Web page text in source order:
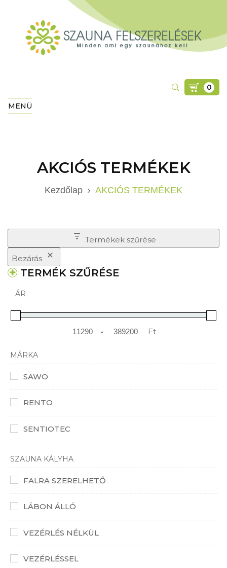
0
MENÜ
AKCIÓS TERMÉKEK
Kezdőlap AKCIÓS TERMÉKEK
Termékek szűrése
Bezárás
TERMÉK SZŰRÉSE
ÁR
- Ft
MÁRKA
SAWO
RENTO
SENTIOTEC
SZAUNA KÁLYHA
FALRA SZERELHETŐ
LÁBON ÁLLÓ
VEZÉRLÉS NÉLKÜL
VEZÉRLÉSSEL